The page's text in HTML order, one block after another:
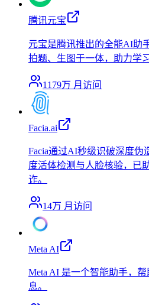
腾讯元宝
元宝是腾讯推出的全能AI助
拍题、生图于一体，助力学
1179万 月访问
Facia.ai
Facia通过AI秒级识破深度伪
度活体检测与人脸核验，已
诈。
14万 月访问
Meta AI
Meta AI 是一个智能助手，
息。